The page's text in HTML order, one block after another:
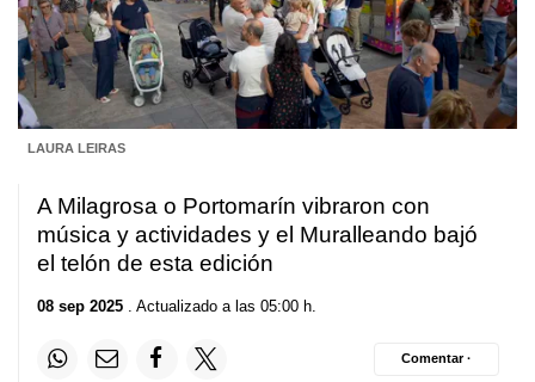
LAURA LEIRAS
A Milagrosa o Portomarín vibraron con
música y actividades y el Muralleando bajó
el telón de esta edición
08 sep 2025 . Actualizado a las 05:00 h.
Comentar ·